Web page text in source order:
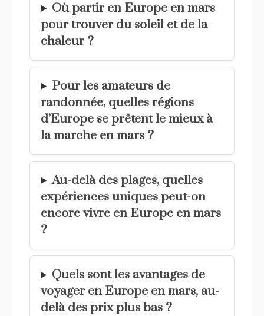
Où partir en Europe en mars
pour trouver du soleil et de la
chaleur ?
Pour les amateurs de
randonnée, quelles régions
d’Europe se prêtent le mieux à
la marche en mars ?
Au-delà des plages, quelles
expériences uniques peut-on
encore vivre en Europe en mars
?
Quels sont les avantages de
voyager en Europe en mars, au-
delà des prix plus bas ?